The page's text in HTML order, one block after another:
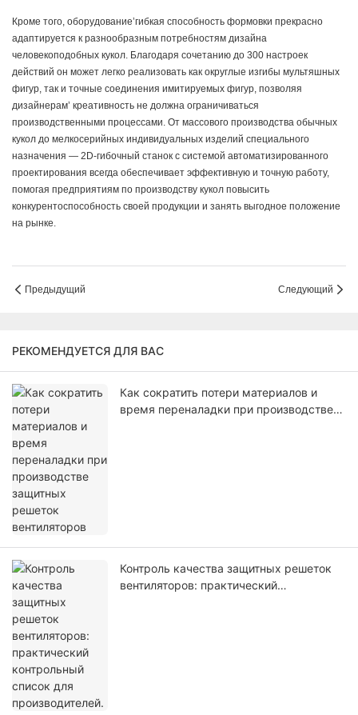
Кроме того, оборудование’гибкая способность формовки прекрасно
адаптируется к разнообразным потребностям дизайна
человекоподобных кукол. Благодаря сочетанию до 300 настроек
действий он может легко реализовать как округлые изгибы мультяшных
фигур, так и точные соединения имитируемых фигур, позволяя
дизайнерам’ креативность не должна ограничиваться
производственными процессами. От массового производства обычных
кукол до мелкосерийных индивидуальных изделий специального
назначения — 2D-гибочный станок с системой автоматизированного
проектирования всегда обеспечивает эффективную и точную работу,
помогая предприятиям по производству кукол повысить
конкурентоспособность своей продукции и занять выгодное положение
на рынке.
Предыдущий Следующий
РЕКОМЕНДУЕТСЯ ДЛЯ ВАС
Как сократить потери материалов и
время переналадки при производстве
Контроль качества защитных решеток
вентиляторов: практический